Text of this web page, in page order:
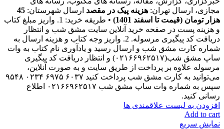
مجازی، ارسال تهران: هزینه پیک در مقصد ارسال شهرستان:
هزار تومان (قیمت تا اسفند 1401)
• طریقه خرید: 1. واریز مبلغ کتاب
و هزینه پست در صفحه خرید آنلاین سایت مشق شب و انتظار
دریافت کد پیگیری مرسوله. 2. واریز وجه کتاب و هزینه ارسال به
شماره کارت مشق شب و ارسال رسید و یادآوری نام کتاب به وات
ساپ مشق شب(۰۲۱۶۶۹۶۲۵۱۷) و انتظار دریافت کد پیگیری
مرسوله علاوه بر پرداخت از طریق سایت و به صورت آنلاین،
می‌توانید به کارت مشق شب پرداخت کنید ۶۰۳۷ ۶۹۷۵ ۰۲۳۴ ۹۵۴۸
سپس به شماره وات ساپ مشق شب ۰۲۱۶۶۹۶۲۵۱۷ اطلاع
رسانی کنید.
افزودن به لیست علاقمندی ها
Add to cart
نمایش سریع